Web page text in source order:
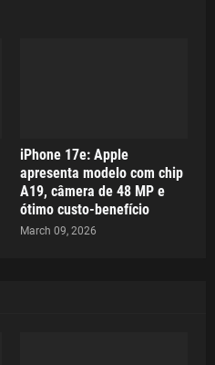
iPhone 17e: Apple
apresenta modelo com chip
A19, câmera de 48 MP e
ótimo custo-benefício
March 09, 2026